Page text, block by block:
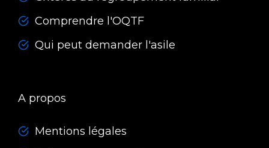
Comprendre l'OQTF
Qui peut demander l'asile
A propos
Mentions légales